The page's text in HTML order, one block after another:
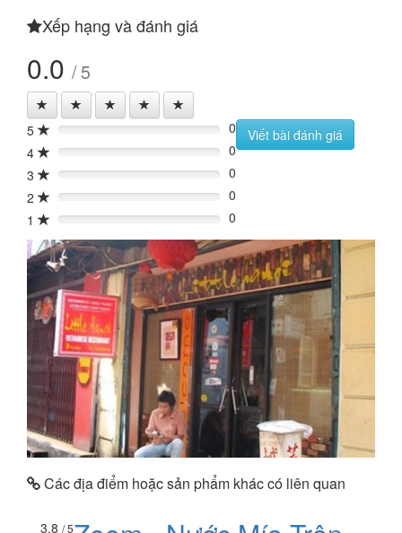
Xếp hạng và đánh giá
0.0 / 5
5 0%
0
4
0%
0
3
0%
0
2
0%
0
1
0% 0
Viết bài đánh giá
Các địa điểm hoặc sản phẩm khác có liên quan
3.8 / 5